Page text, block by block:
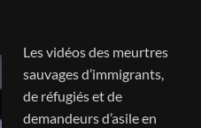
Les vidéos des meurtres
sauvages d’immigrants,
de réfugiés et de
demandeurs d’asile en